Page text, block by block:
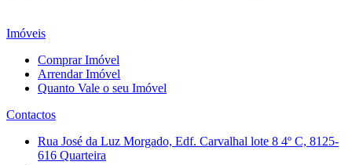
Imóveis
Comprar Imóvel
Arrendar Imóvel
Quanto Vale o seu Imóvel
Contactos
Rua José da Luz Morgado, Edf. Carvalhal lote 8 4º C, 8125-
616 Quarteira